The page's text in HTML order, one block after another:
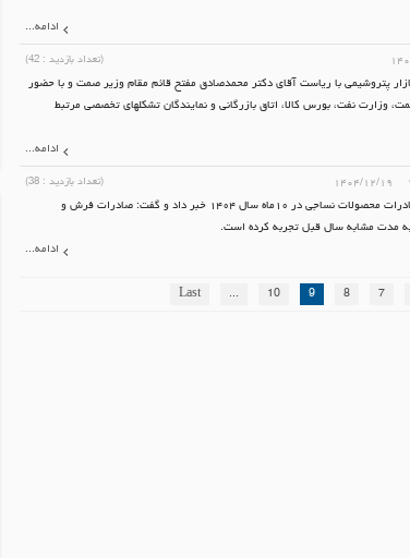
ادامه...
۱۶ (تعداد بازدید : 42
)
تنظیم بازار پتروشیمی با ریاست آقای دکتر محمدصادق مفتح قائم مقام وزیر صمت و با حضور
وزارت نفت، بورس کالا، اتاق بازرگانی و نمایندگان تشکلهای تخصصی مرتبط
ادامه...
۱۴۰۴/۱۲/۱۹ (تعداد بازدید : 38
)
دبیر انجمن صنایع نساجی ایران از ثبت ۵۶۰ میلیون دلار صادرات محصولات نساجی در ۱۰ماه سال ۱۴۰۴ خبر داد و گفت: صادرات فرش و
ادامه...
7
8
9
10
...
Last